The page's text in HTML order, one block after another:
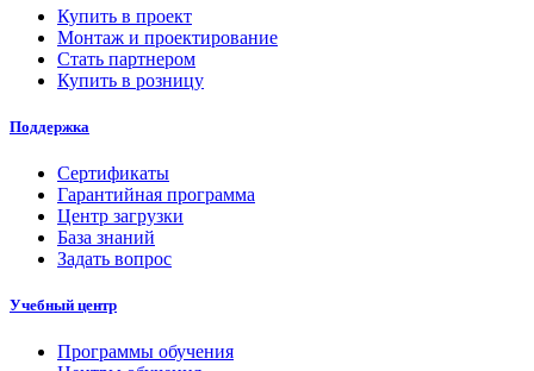
Купить в проект
Монтаж и проектирование
Стать партнером
Купить в розницу
Поддержка
Сертификаты
Гарантийная программа
Центр загрузки
База знаний
Задать вопрос
Учебный центр
Программы обучения